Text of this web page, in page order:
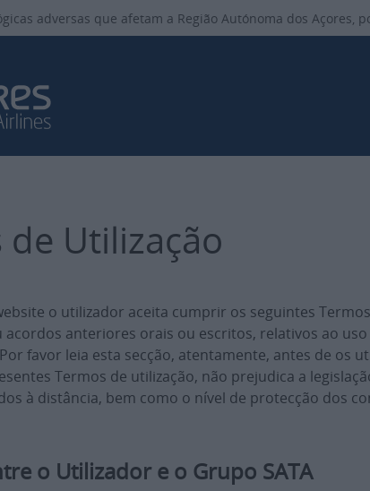
adversas que afetam a Região Autónoma dos Açores,
Utilização
o utilizador aceita cumprir os seguintes
anteriores orais ou escritos, relativos ao
favor leia esta secção, atentamente, antes de os
Termos de utilização, não prejudica a
à distância, bem como o nível de protecção dos
o Utilizador e o Grupo SATA